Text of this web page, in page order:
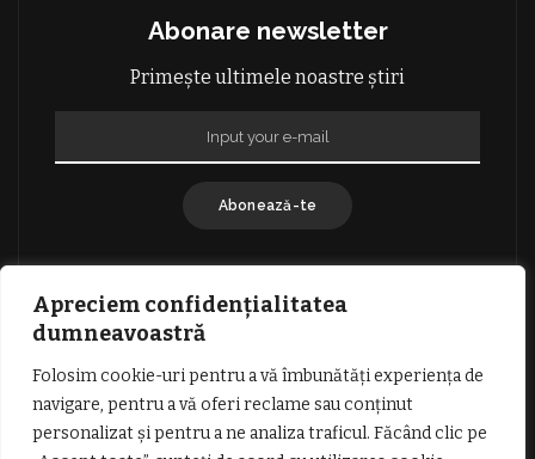
Apreciem confidențialitatea
dumneavoastră
Folosim cookie-uri pentru a vă îmbunătăți experiența de
navigare, pentru a vă oferi reclame sau conținut
personalizat și pentru a ne analiza traficul. Făcând clic pe
Abonare newsletter
Primește ultimele noastre știri
Abonează-te
TERMENI SI CONDITII DE UTILIZARE
INFORMATII DESPRE COOKIES
DESPRE NOI